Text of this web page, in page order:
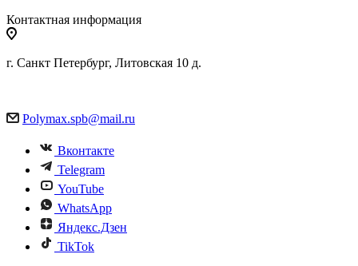
Контактная информация
г. Санкт Петербург, Литовская 10 д.
Polymax.spb@mail.ru
Вконтакте
Telegram
YouTube
WhatsApp
Яндекс.Дзен
TikTok